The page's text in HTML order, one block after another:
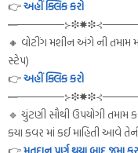
👉અહીં ક્લિક કરો
🔸 વોટીંગ મશીન અંગે ની તમામ
સ્ટેપ)
👉અહીં ક્લિક કરો
🔹 ચુંટણી સૌથી ઉપયોગી તમામ
કયા કવર માં કઈ માહિતી આવે